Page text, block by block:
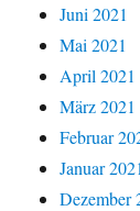
Juni 2021
Mai 2021
April 2021
März 2021
Februar
Januar 2021
Dezember